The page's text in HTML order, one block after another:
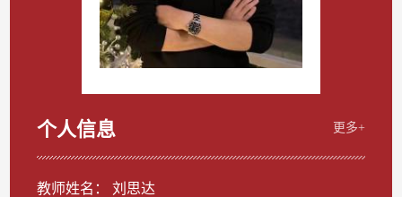
个人信息 更多+
教师姓名： 刘思达